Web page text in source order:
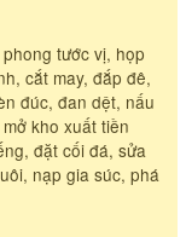
tước vị, họp
cắt may, đắp đê,
đúc, đan dệt, nấu
kho xuất tiền
đặt cối đá, sửa
nạp gia súc, phá